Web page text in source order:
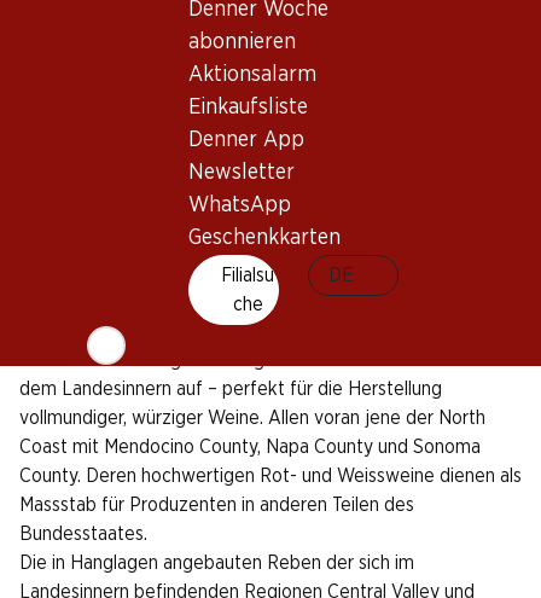
Denner Woche
abonnieren
Aktionsalarm
Einkaufsliste
Denner App
Newsletter
WhatsApp
Geschenkkarten
Filialsu
che
DE
Eroberer bereits im 16. Jahrhundert eine europäische Rebe
nach Kalifornien brachten und damit den Grundstein für das
bedeutendste Weinanbaugebiet ausserhalb Europas legten,
wurde das Potential einheimischer Reben erst zu Beginn des
19. Jahrhunderts entdeckt und gezielt genutzt. Heute gehört
Kalifornien bezüglich Weinanbau zu den vier produktivsten
Fünf Regionen mit verschiedenen Mikroklimazonen und
Topografien sowie vielfältigen Böden sorgen für
unterschiedliche Weinstile: Die Gebiete North Coast, Central
Coast und South Coast weisen dank ihrer Nähe zum Pazifik
Meeresbrisen und gleichzeitig viel Sonne und Wärme aus
dem Landesinnern auf – perfekt für die Herstellung
vollmundiger, würziger Weine. Allen voran jene der North
Coast mit Mendocino County, Napa County und Sonoma
County. Deren hochwertigen Rot- und Weissweine dienen als
Massstab für Produzenten in anderen Teilen des
Bundesstaates.
Die in Hanglagen angebauten Reben der sich im
Landesinnern befindenden Regionen Central Valley und